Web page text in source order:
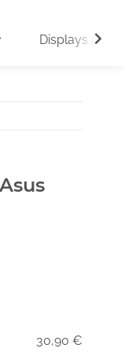
Displays auf
30,90 €